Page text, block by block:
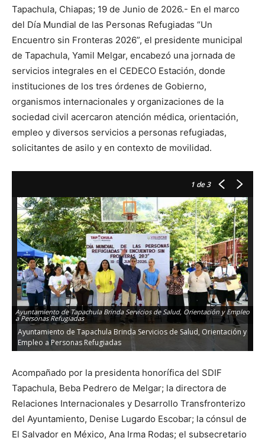
Tapachula, Chiapas; 19 de Junio de 2026.- En el marco
del Día Mundial de las Personas Refugiadas “Un
Encuentro sin Fronteras 2026”, el presidente municipal
de Tapachula, Yamil Melgar, encabezó una jornada de
servicios integrales en el CEDECO Estación, donde
instituciones de los tres órdenes de Gobierno,
organismos internacionales y organizaciones de la
sociedad civil acercaron atención médica, orientación,
empleo y diversos servicios a personas refugiadas,
solicitantes de asilo y en contexto de movilidad.
1 de 3
Ayuntamiento de Tapachula Brinda Servicios de Salud, Orientación y Empleo
a Personas Refugiadas
Ayuntamiento de Tapachula Brinda Servicios de Salud, Orientación y
Empleo a Personas Refugiadas
Acompañado por la presidenta honorífica del SDIF
Tapachula, Beba Pedrero de Melgar; la directora de
Relaciones Internacionales y Desarrollo Transfronterizo
del Ayuntamiento, Denise Lugardo Escobar; la cónsul de
El Salvador en México, Ana Irma Rodas; el subsecretario